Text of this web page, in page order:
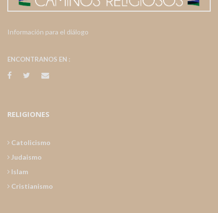
Información para el diálogo
ENCONTRANOS EN :
RELIGIONES
Catolicismo
Judaismo
Islam
Cristianismo